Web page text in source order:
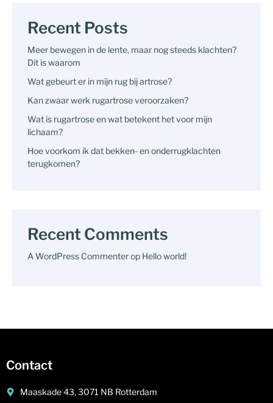
Recent Posts
Meer bewegen in de lente, maar nog steeds klachten?
Dit is waarom
Wat gebeurt er in mijn rug bij artrose?
Kan zwaar werk rugartrose veroorzaken?
Wat is rugartrose en wat betekent het voor mijn
lichaam?
Hoe voorkom ik dat bekken- en onderrugklachten
terugkomen?
Recent Comments
A WordPress Commenterop Hello world!
Contact
Maaskade 43, 3071 NB Rotterdam